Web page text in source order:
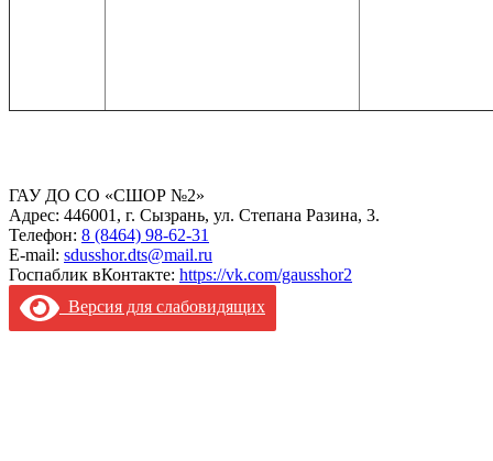
ГАУ ДО СО «СШОР №2»
Адрес: 446001, г. Сызрань, ул. Степана Разина, 3.
Телефон: 8 (8464) 98-62-31
E-mail: sdusshor.dts@mail.ru
Госпаблик вКонтакте: https://vk.com/gausshor2
Версия для слабовидящих